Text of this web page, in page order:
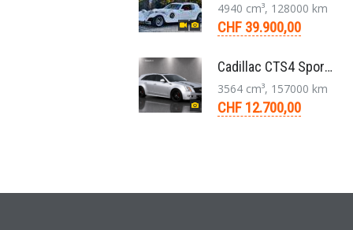
4940 cm³, 128000 km
CHF 39.900,00
Cadillac CTS4 Sport Wagon 3.6 V6 LLT AWD Aut. 2012
3564 cm³, 157000 km
CHF 12.700,00